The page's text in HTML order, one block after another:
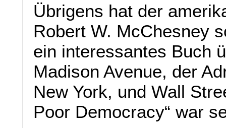
Übrigens hat der
Robert W. McChesney
ein interessantes Buch
Madison Avenue, der
New York, und Wall
Poor Democracy“ war